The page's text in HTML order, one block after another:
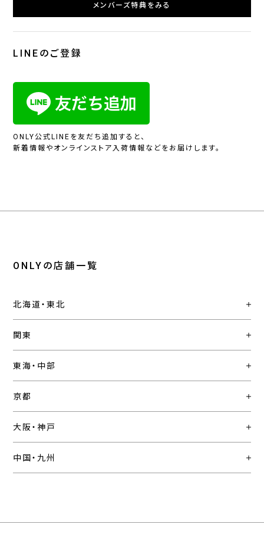
メンバーズ特典をみる
LINEのご登録
ONLY公式LINEを友だち追加すると、
新着情報やオンラインストア入荷情報などをお届けします。
ONLYの店舗一覧
北海道・東北
関東
東海・中部
京都
大阪・神戸
中国・九州